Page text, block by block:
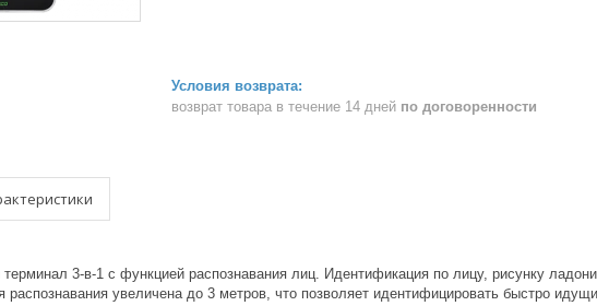
возврат товара в течение 14 дней по договоренности
терминал 3-в-1 с функцией распознавания лиц. Идентификация по лицу, рисунку
распознавания увеличена до 3 метров, что позволяет идентифицировать быстро